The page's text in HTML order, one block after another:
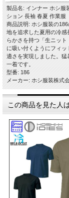
製品名: インナー ホシ服
ション 長袖 春夏 作業服
商品説明: ホシ服装の
地を追求した夏用の冷
らかさを持つ「生ニッ
に吸い付くようにフィ
適さを実現しました。
一着です。
型番: 186
メーカー: ホシ服装株式
この商品を見た人